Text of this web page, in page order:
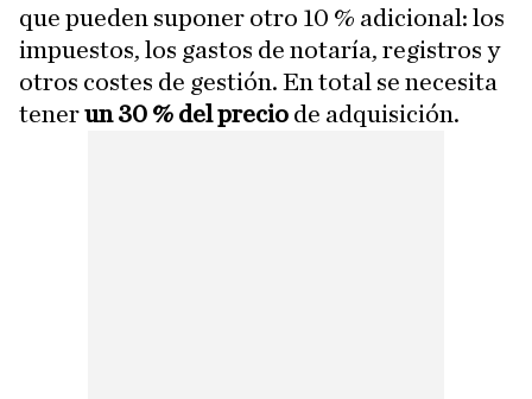
que pueden suponer otro 10 % adicional: los
impuestos, los gastos de notaría, registros y
otros costes de gestión. En total se necesita
tenerun 30 % del precio de adquisición.